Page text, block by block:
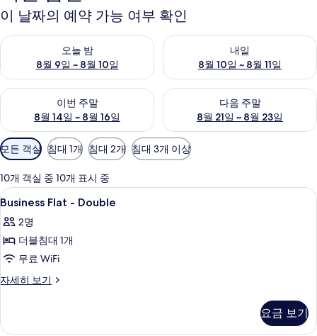
이 날짜의 예약 가능 여부 확인
오늘 밤
8월 9일 ~ 8월 10일
오늘 밤 예약 가능 여부 확인, 8월 9일 ~ 8월 10일
내일
8월 10일 ~ 8월 11일
내일 예약 가능 여부 확인, 8월
이번 주말
8월 14일 ~ 8월 16일
이번 주말 예약 가능 여부 확인, 8월 14일 ~ 8월 16일
다음 주말
8월 21일 ~ 8월 23일
다음 주말 예약 가능 여부 확인
객
실
에
사
용
가
능
한
터
모든 객실 침대 1개 침대 2개 침대 3개 이상
10개 객실 중 10개 표시 중
Business
Flat
-
Double
사
진
7
Business Flat - Double
2명
더블침대 1개
무료 WiFi
자세히 보기
Business
자
요금 보기